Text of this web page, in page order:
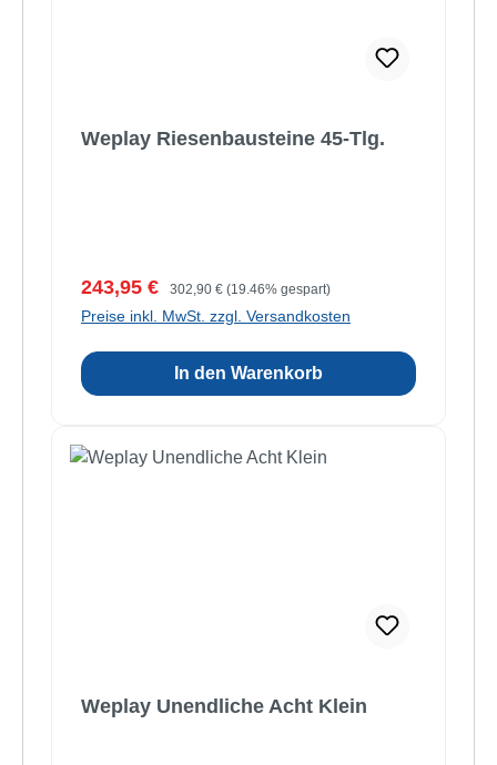
Weplay Riesenbausteine 45-Tlg.
Verkaufspreis:
243,95 € Regulärer Preis:
302,90 € (19.46% gespart)
Preise inkl. MwSt. zzgl. Versandkosten
In den Warenkorb
Weplay Unendliche Acht Klein